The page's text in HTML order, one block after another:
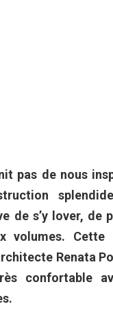
pas de nous
de s’y lover, de
volumes. Cette
Renata
confortable